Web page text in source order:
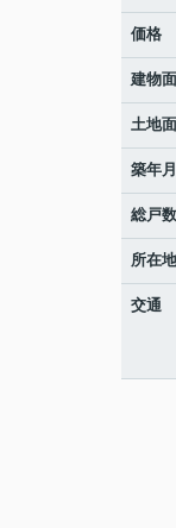
価格
建物
土地
築年月
総戸数
所在地
交通